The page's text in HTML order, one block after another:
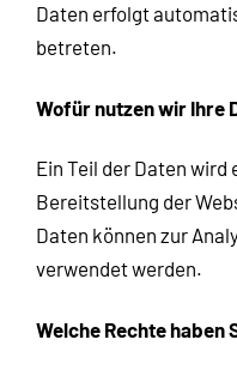
Daten erfolgt
betreten.
Wofür nutzen wir Ihre
Ein Teil der Daten
Bereitstellung der
Daten können zur
verwendet werden.
Welche Rechte haben